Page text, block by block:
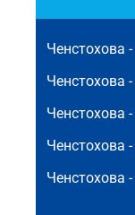
Ченстохова -
Ченстохова -
Ченстохова -
Ченстохова -
Ченстохова -